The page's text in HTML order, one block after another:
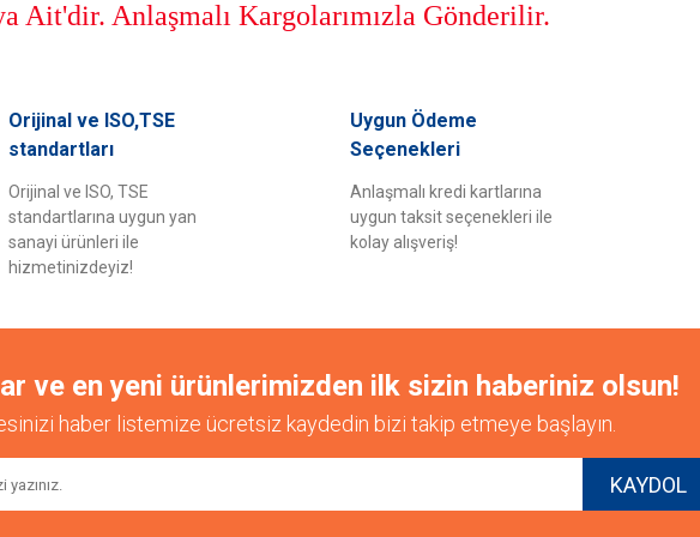
Ait'dir. Anlaşmalı Kargolarımızla Gönderilir.
Bu ürüne ilk yorumu siz yapın!
Gönder
Orijinal ve ISO,TSE
standartları
Orijinal ve ISO, TSE
standartlarına uygun yan
sanayi ürünleri ile
hizmetinizdeyiz!
Uygun Ödeme
Seçenekleri
Anlaşmalı kredi kartlarına
uygun taksit seçenekleri ile
kolay alışveriş!
ve en yeni ürünlerimizden ilk sizin haberiniz olsun!
haber listemize ücretsiz kaydedin bizi takip etmeye başlayın.
KAYDOL